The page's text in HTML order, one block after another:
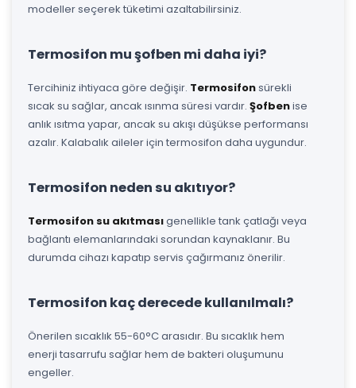
modeller seçerek tüketimi azaltabilirsiniz.
Termosifon mu şofben mi daha iyi?
Tercihiniz ihtiyaca göre değişir. Termosifonsürekli
sıcak su sağlar, ancak ısınma süresi vardır. Şofbenise
anlık ısıtma yapar, ancak su akışı düşükse performansı
azalır. Kalabalık aileler için termosifon daha uygundur.
Termosifon neden su akıtıyor?
Termosifon su akıtmasıgenellikle tank çatlağı veya
bağlantı elemanlarındaki sorundan kaynaklanır. Bu
durumda cihazı kapatıp servis çağırmanız önerilir.
Termosifon kaç derecede kullanılmalı?
Önerilen sıcaklık 55-60°C arasıdır. Bu sıcaklık hem
enerji tasarrufu sağlar hem de bakteri oluşumunu
engeller.